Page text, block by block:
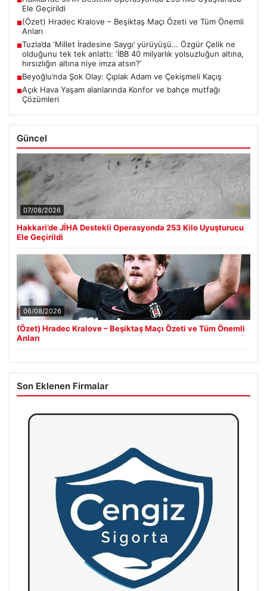
Ele Geçirildi
■(Özet) Hradec Kralove – Beşiktaş Maçı Özeti ve Tüm Önemli
Anları
■Tuzla’da ‘Millet İradesine Saygı’ yürüyüşü… Özgür Çelik ne
olduğunu tek tek anlattı: ‘İBB 40 milyarlık yolsuzluğun altına,
hırsızlığın altına niye imza atsın?’
■Beyoğlu’nda Şok Olay: Çıplak Adam ve Çekişmeli Kaçış
■Açık Hava Yaşam alanlarında Konfor ve bahçe mutfağı
Çözümleri
Güncel
07/08/2026
Hakkari’de JİHA Destekli Operasyonda 253 Kilo Uyuşturucu
Ele Geçirildi
06/08/2026
(Özet) Hradec Kralove – Beşiktaş Maçı Özeti ve Tüm Önemli
Anları
Son Eklenen Firmalar